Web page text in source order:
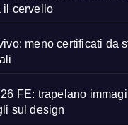
il cervello
meno certificati da
FE: trapelano
sul design